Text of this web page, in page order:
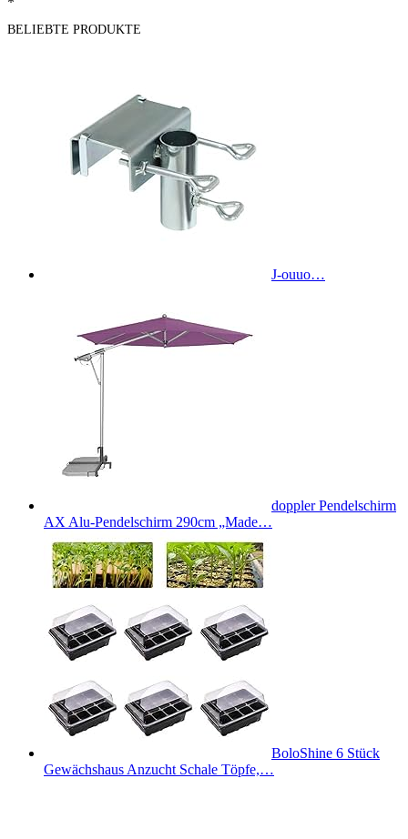
BELIEBTE PRODUKTE
J-ouuo…
doppler Pendelschirm
AX Alu-Pendelschirm 290cm „Made…
BoloShine 6 Stück
Gewächshaus Anzucht Schale Töpfe,…